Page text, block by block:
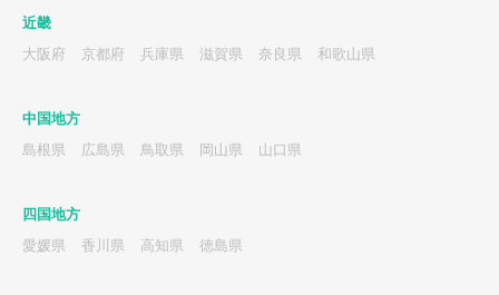
近畿
大阪府
京都府 兵庫県 滋賀県 奈良県 和歌山県
中国地方
島根県
広島県 鳥取県 岡山県 山口県
四国地方
愛媛県
香川県 高知県 徳島県